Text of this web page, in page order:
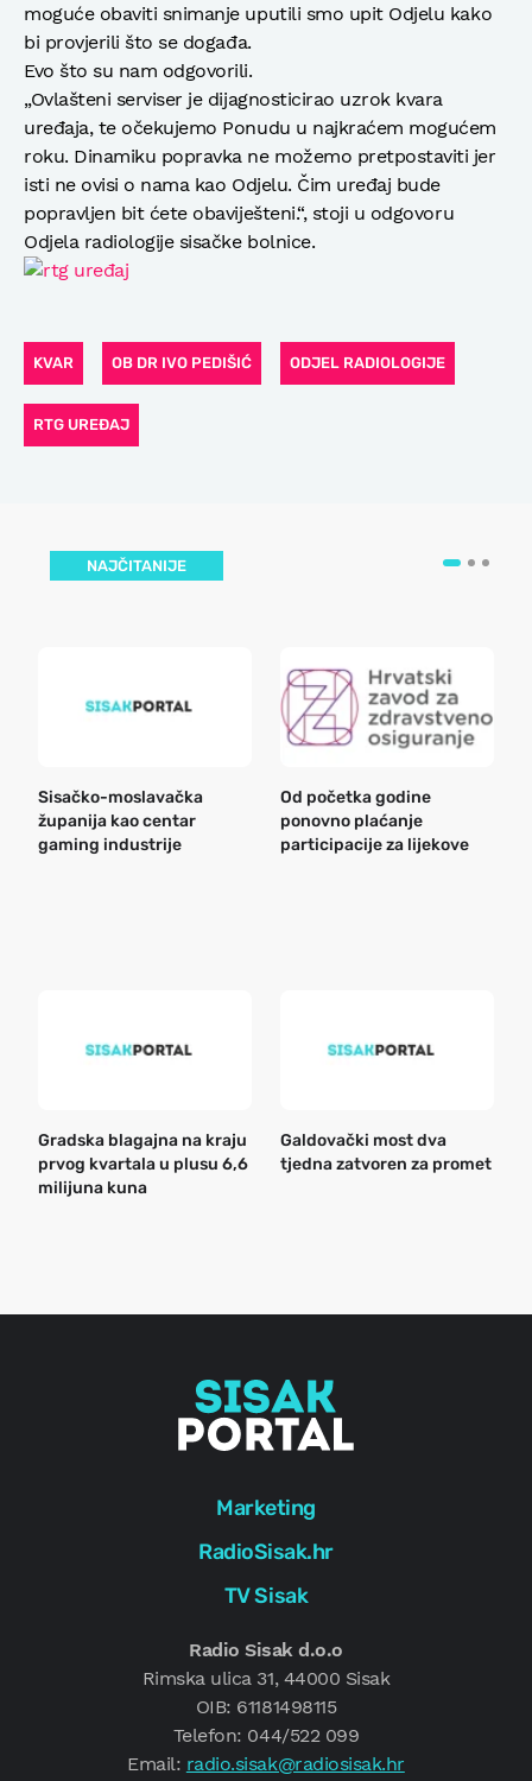
moguće obaviti snimanje uputili smo upit Odjelu kako
bi provjerili što se događa.
Evo što su nam odgovorili.
„Ovlašteni serviser je dijagnosticirao uzrok kvara
uređaja, te očekujemo Ponudu u najkraćem mogućem
roku. Dinamiku popravka ne možemo pretpostaviti jer
isti ne ovisi o nama kao Odjelu. Čim uređaj bude
popravljen bit ćete obaviješteni.“, stoji u odgovoru
Odjela radiologije sisačke bolnice.
KVAR OB DR IVO PEDIŠIĆ ODJEL RADIOLOGIJE
RTG UREĐAJ
NAJČITANIJE
Sisačko-moslavačka
županija kao centar
gaming industrije
Od početka godine
ponovno plaćanje
participacije za lijekove
Gradska blagajna na kraju
prvog kvartala u plusu 6,6
milijuna kuna
Galdovački most dva
tjedna zatvoren za promet
Marketing
RadioSisak.hr
TV Sisak
Radio Sisak d.o.o
Rimska ulica 31, 44000 Sisak
OIB: 61181498115
Telefon: 044/522 099
Email: radio.sisak@radiosisak.hr